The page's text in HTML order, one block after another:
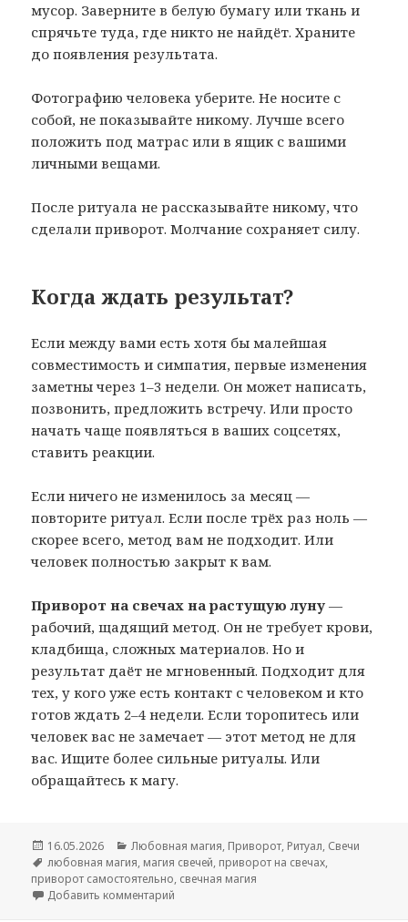
мусор. Заверните в белую бумагу или ткань и
спрячьте туда, где никто не найдёт. Храните
до появления результата.
Фотографию человека уберите. Не носите с
собой, не показывайте никому. Лучше всего
положить под матрас или в ящик с вашими
личными вещами.
После ритуала не рассказывайте никому, что
сделали приворот. Молчание сохраняет силу.
Когда ждать результат?
Если между вами есть хотя бы малейшая
совместимость и симпатия, первые изменения
заметны через 1–3 недели. Он может написать,
позвонить, предложить встречу. Или просто
начать чаще появляться в ваших соцсетях,
ставить реакции.
Если ничего не изменилось за месяц —
повторите ритуал. Если после трёх раз ноль —
скорее всего, метод вам не подходит. Или
человек полностью закрыт к вам.
Приворот на свечах на растущую луну —
рабочий, щадящий метод. Он не требует крови,
кладбища, сложных материалов. Но и
результат даёт не мгновенный. Подходит для
тех, у кого уже есть контакт с человеком и кто
готов ждать 2–4 недели. Если торопитесь или
человек вас не замечает — этот метод не для
вас. Ищите более сильные ритуалы. Или
обращайтесь к магу.
Опубликовано
16.05.2026 Рубрики
Любовная магия, Приворот, Ритуал, Свечи
Метки
любовная магия, магия свечей, приворот на свечах,
приворот самостоятельно, свечная магия
Добавить комментарий